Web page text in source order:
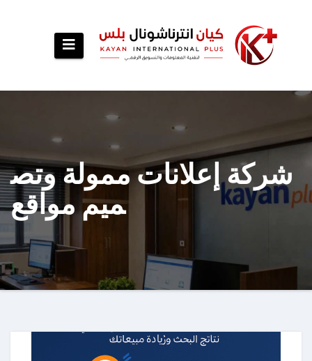
شركة إعلانات ممولة وتص
ميم مواقع